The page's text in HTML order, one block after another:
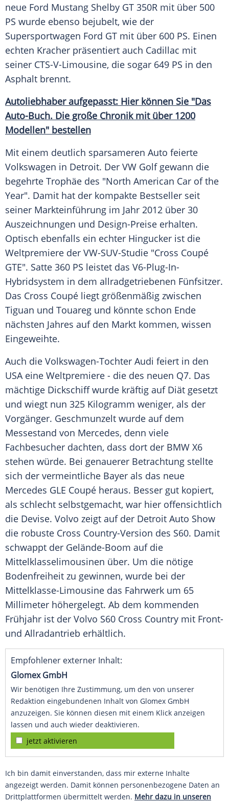
neue Ford Mustang Shelby GT 350R mit über 500
PS wurde ebenso bejubelt, wie der
Supersportwagen Ford GT mit über 600 PS. Einen
echten Kracher präsentiert auch Cadillac mit
seiner CTS-V-Limousine, die sogar 649 PS in den
Asphalt brennt.
Autoliebhaber aufgepasst: Hier können Sie "Das
Auto-Buch. Die große Chronik mit über 1200
Modellen" bestellen
Mit einem deutlich sparsameren Auto feierte
Volkswagen in Detroit. Der VW Golfgewann die
begehrte Trophäe des "North American Car of the
Year". Damit hat der kompakte Bestseller seit
seiner Markteinführung im Jahr 2012 über 30
Auszeichnungen und Design-Preise erhalten.
Optisch ebenfalls ein echter Hingucker ist die
Weltpremiere der VW-SUV-Studie "Cross Coupé
GTE". Satte 360 PS leistet das V6-Plug-In-
Hybridsystem in dem allradgetriebenen Fünfsitzer.
Das Cross Coupé liegt größenmäßig zwischen
Tiguan und Touareg und könnte schon Ende
nächsten Jahres auf den Markt kommen, wissen
Eingeweihte.
Auch die Volkswagen-Tochter Audi feiert in den
USAeine Weltpremiere - die des neuen Q7. Das
mächtige Dickschiff wurde kräftig auf Diät gesetzt
und wiegt nun 325 Kilogramm weniger, als der
Vorgänger. Geschmunzelt wurde auf dem
Messestand von Mercedes, denn viele
Fachbesucher dachten, dass dort der BMW X6
stehen würde. Bei genauerer Betrachtung stellte
sich der vermeintliche Bayer als das neue
Mercedes GLE Coupé heraus. Besser gut kopiert,
als schlecht selbstgemacht, war hier offensichtlich
die Devise. Volvo zeigt auf der Detroit Auto Show
die robuste Cross Country-Version des S60. Damit
schwappt der Gelände-Boom auf die
Mittelklasselimousinen über. Um die nötige
Bodenfreiheit zu gewinnen, wurde bei der
Mittelklasse-Limousine das Fahrwerk um 65
Millimeter höhergelegt. Ab dem kommenden
Frühjahr ist der Volvo S60 Cross Country mit Front-
und Allradantrieb erhältlich.
Empfohlener externer Inhalt:
Glomex GmbH
Wir benötigen Ihre Zustimmung, um den von unserer
Redaktion eingebundenen Inhalt von Glomex GmbH
anzuzeigen. Sie können diesen mit einem Klick anzeigen
lassen und auch wieder deaktivieren.
jetzt aktivieren
Ich bin damit einverstanden, dass mir externe Inhalte
angezeigt werden. Damit können personenbezogene Daten an
Drittplattformen übermittelt werden. Mehr dazu in unseren